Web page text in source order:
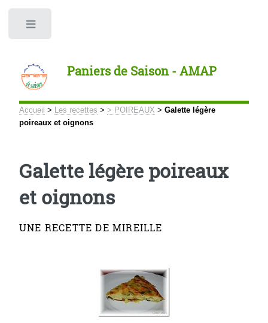
Paniers de Saison - AMAP
Accueil > Les recettes > > POIREAUX > Galette légère
poireaux et oignons
Galette légère poireaux
et oignons
UNE RECETTE DE MIREILLE
Panneau de gestion des cookies